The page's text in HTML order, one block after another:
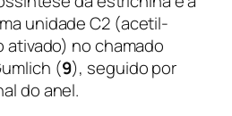
unidade C2 (acetil-
ativado) no chamado
(9), seguido por
do anel.